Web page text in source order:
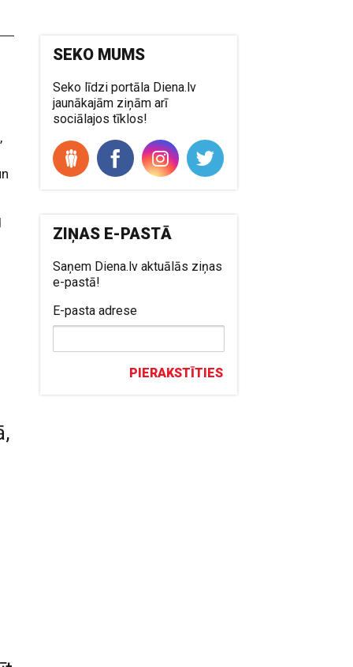
SEKO MUMS
Seko līdzi portāla Diena.lv
jaunākajām ziņām arī
sociālajos tīklos!
ZIŅAS E-PASTĀ
Saņem Diena.lv aktuālās ziņas
e-pastā!
E-pasta adrese
PIERAKSTĪTIES